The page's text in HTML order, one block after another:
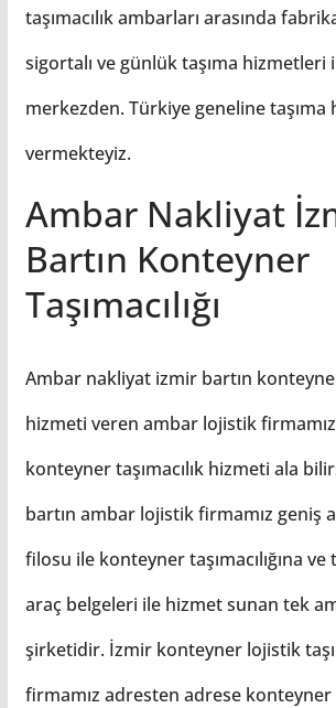
taşımacılık ambarları arasında
sigortalı ve günlük taşıma hizmetleri
merkezden. Türkiye geneline taşıma
vermekteyiz.
Ambar Nakliyat
Bartın Konteyner
Taşımacılığı
Ambar nakliyat izmir bartın konteyner
hizmeti veren ambar lojistik
konteyner taşımacılık hizmeti ala
bartın ambar lojistik firmamız geniş
filosu ile konteyner taşımacılığına
araç belgeleri ile hizmet sunan tek
şirketidir. İzmir konteyner lojistik
firmamız adresten adrese konteyner